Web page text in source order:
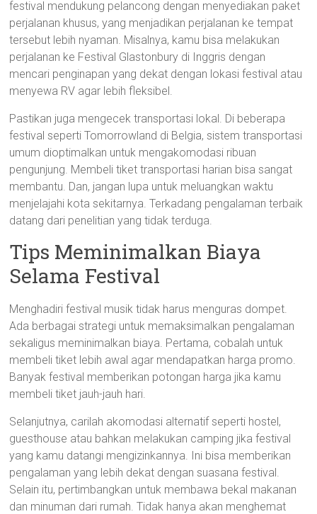
festival mendukung pelancong dengan menyediakan paket
perjalanan khusus, yang menjadikan perjalanan ke tempat
tersebut lebih nyaman. Misalnya, kamu bisa melakukan
perjalanan ke Festival Glastonbury di Inggris dengan
mencari penginapan yang dekat dengan lokasi festival atau
menyewa RV agar lebih fleksibel.
Pastikan juga mengecek transportasi lokal. Di beberapa
festival seperti Tomorrowland di Belgia, sistem transportasi
umum dioptimalkan untuk mengakomodasi ribuan
pengunjung. Membeli tiket transportasi harian bisa sangat
membantu. Dan, jangan lupa untuk meluangkan waktu
menjelajahi kota sekitarnya. Terkadang pengalaman terbaik
datang dari penelitian yang tidak terduga.
Tips Meminimalkan Biaya
Selama Festival
Menghadiri festival musik tidak harus menguras dompet.
Ada berbagai strategi untuk memaksimalkan pengalaman
sekaligus meminimalkan biaya. Pertama, cobalah untuk
membeli tiket lebih awal agar mendapatkan harga promo.
Banyak festival memberikan potongan harga jika kamu
membeli tiket jauh-jauh hari.
Selanjutnya, carilah akomodasi alternatif seperti hostel,
guesthouse atau bahkan melakukan camping jika festival
yang kamu datangi mengizinkannya. Ini bisa memberikan
pengalaman yang lebih dekat dengan suasana festival.
Selain itu, pertimbangkan untuk membawa bekal makanan
dan minuman dari rumah. Tidak hanya akan menghemat